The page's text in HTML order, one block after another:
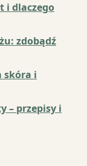
i dlaczego
zdobądź
skóra i
– przepisy i